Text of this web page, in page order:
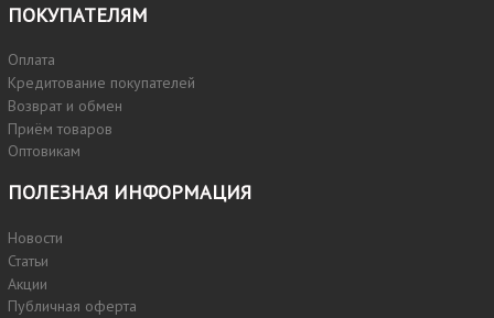
ПОКУПАТЕЛЯМ
Оплата
Кредитование покупателей
Возврат и обмен
Приём товаров
Оптовикам
ПОЛЕЗНАЯ ИНФОРМАЦИЯ
Новости
Статьи
Акции
Публичная оферта